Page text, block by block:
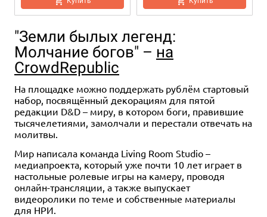
Pathfinder. НРИ. Вторая
редакция. Основная книга
ведущего
3 отзыва
4 990 ₽
Pathfinder. НРИ. Вторая
редакция. Бестиарий
5 отзывов
Купить
"Земли былых легенд:
Молчание богов" – на
CrowdRepublic
На площадке можно поддержать рублём стартовый
набор, посвящённый декорациям для пятой
редакции D&D – миру, в котором боги, правившие
тысячелетиями, замолчали и перестали отвечать на
молитвы.
Мир написала команда Living Room Studio –
медиапроекта, который уже почти 10 лет играет в
настольные ролевые игры на камеру, проводя
онлайн-трансляции, а также выпускает
видеоролики по теме и собственные материалы
для НРИ.